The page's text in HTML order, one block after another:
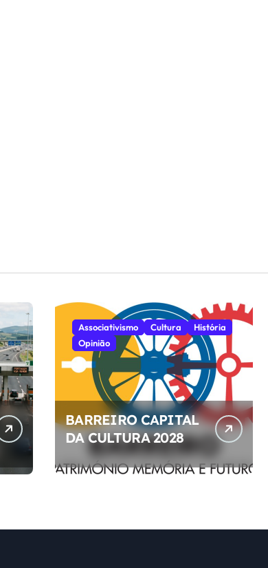
Associativismo Cultura
História
Opinião
BARREIRO CAPITAL
DA CULTURA 2028